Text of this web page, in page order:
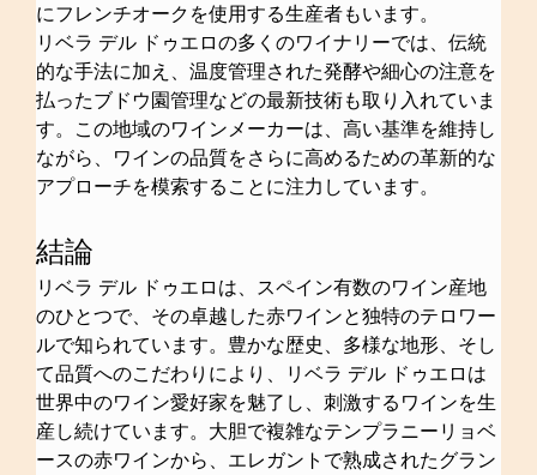
にフレンチオークを使用する生産者もいます。
リベラ デル ドゥエロの多くのワイナリーでは、伝統
的な手法に加え、温度管理された発酵や細心の注意を
払ったブドウ園管理などの最新技術も取り入れていま
す。この地域のワインメーカーは、高い基準を維持し
ながら、ワインの品質をさらに高めるための革新的な
アプローチを模索することに注力しています。
結論
リベラ デル ドゥエロは、スペイン有数のワイン産地
のひとつで、その卓越した赤ワインと独特のテロワー
ルで知られています。豊かな歴史、多様な地形、そし
て品質へのこだわりにより、リベラ デル ドゥエロは
世界中のワイン愛好家を魅了し、刺激するワインを生
産し続けています。大胆で複雑なテンプラニーリョベ
ースの赤ワインから、エレガントで熟成されたグラン